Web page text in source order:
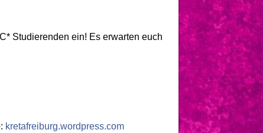
Studierenden ein! Es erwarten euch
kretafreiburg.wordpress.com